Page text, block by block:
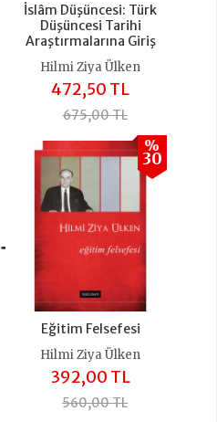
İslâm Düşüncesi: Türk
Düşüncesi Tarihi
Araştırmalarına Giriş
Hilmi Ziya Ülken
472,50 TL
675,00 TL
+
Eğitim Felsefesi
%
30
Hilmi Ziya Ülken
392,00 TL
560,00 TL